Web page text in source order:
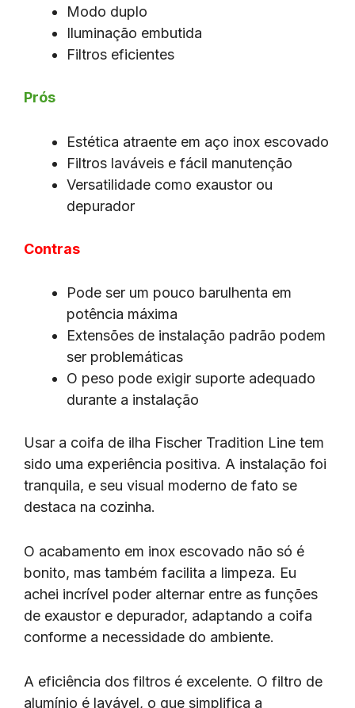
Modo duplo
Iluminação embutida
Filtros eficientes
Prós
Estética atraente em aço inox escovado
Filtros laváveis e fácil manutenção
Versatilidade como exaustor ou
depurador
Contras
Pode ser um pouco barulhenta em
potência máxima
Extensões de instalação padrão podem
ser problemáticas
O peso pode exigir suporte adequado
durante a instalação
Usar a coifa de ilha Fischer Tradition Line tem
sido uma experiência positiva. A instalação foi
tranquila, e seu visual moderno de fato se
destaca na cozinha.
O acabamento em inox escovado não só é
bonito, mas também facilita a limpeza. Eu
achei incrível poder alternar entre as funções
de exaustor e depurador, adaptando a coifa
conforme a necessidade do ambiente.
A eficiência dos filtros é excelente. O filtro de
alumínio é lavável, o que simplifica a